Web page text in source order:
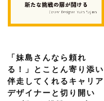
「妹島さんなら頼れ
る！」とことん寄り添い
伴走してくれるキャリア
デザイナーと切り開い